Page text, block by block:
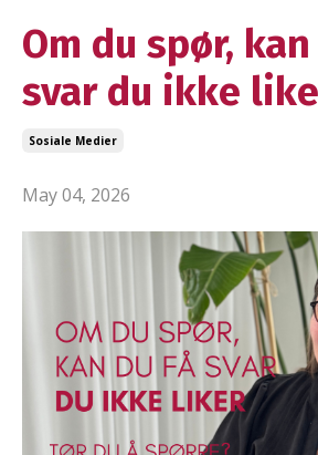
Om du spør,
svar du ikke
Sosiale Medier
May 04, 2026